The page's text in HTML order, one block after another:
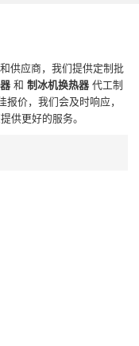
供应商，我们提供定制批
和制冰机换热器 代工制
报价，我们会及时响应，
供更好的服务。